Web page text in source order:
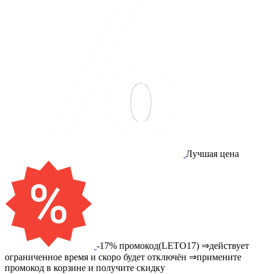
Лучшая цена
-17% промокод(LETO17) ⇒действует
ограниченное время и скоро будет отключён ⇒примените
промокод в корзине и получите скидку